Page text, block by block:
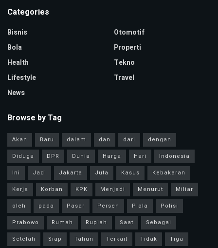
Categories
Bisnis
Bola
Health
Lifestyle
News
Otomotif
Properti
Tekno
Travel
Browse by Tag
Akan Baru dalam dan dari
dengan
Diduga
DPR Dunia Harga Hari
Indonesia
Ini
Jadi Jakarta Juta Kasus
Kebakaran
Kerja
Korban KPK Menjadi Menurut
Miliar
oleh
pada Pasar Persen Piala
Polisi
Prabowo
Rumah Rupiah Saat
Sebagai
Setelah
Siap Tahun Terkait Tidak Tiga